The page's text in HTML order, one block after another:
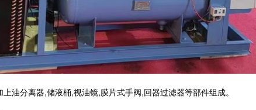
油分离器,储液桶,视油镜,膜片式手阀,回器过滤器等部件组成。